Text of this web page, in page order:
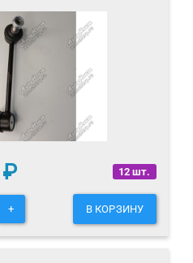
12 шт.
₽
+ В КОРЗИНУ